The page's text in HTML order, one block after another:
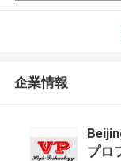
企業情報
プロ